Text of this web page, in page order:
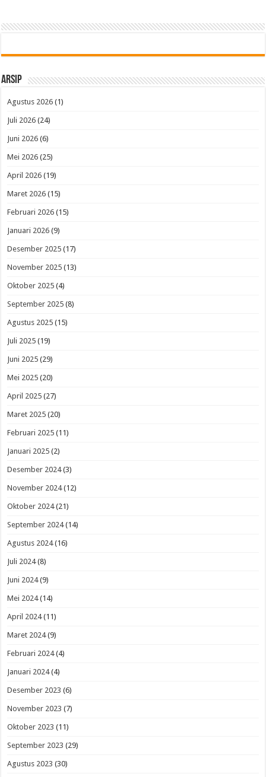
Arsip
Agustus 2026 (1)
Juli 2026 (24)
Juni 2026 (6)
Mei 2026 (25)
April 2026 (19)
Maret 2026 (15)
Februari 2026 (15)
Januari 2026 (9)
Desember 2025 (17)
November 2025 (13)
Oktober 2025 (4)
September 2025 (8)
Agustus 2025 (15)
Juli 2025 (19)
Juni 2025 (29)
Mei 2025 (20)
April 2025 (27)
Maret 2025 (20)
Februari 2025 (11)
Januari 2025 (2)
Desember 2024(3)
November 2024(12)
Oktober 2024(21)
September 2024(14)
Agustus 2024(16)
Juli 2024(8)
Juni 2024(9)
Mei 2024(14)
April 2024(11)
Maret 2024(9)
Februari 2024(4)
Januari 2024(4)
Desember 2023 (6)
November 2023 (7)
Oktober 2023 (11)
September 2023 (29)
Agustus 2023 (30)